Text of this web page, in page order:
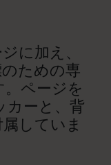
に加え、
ための専
ページを
カーと、背
していま